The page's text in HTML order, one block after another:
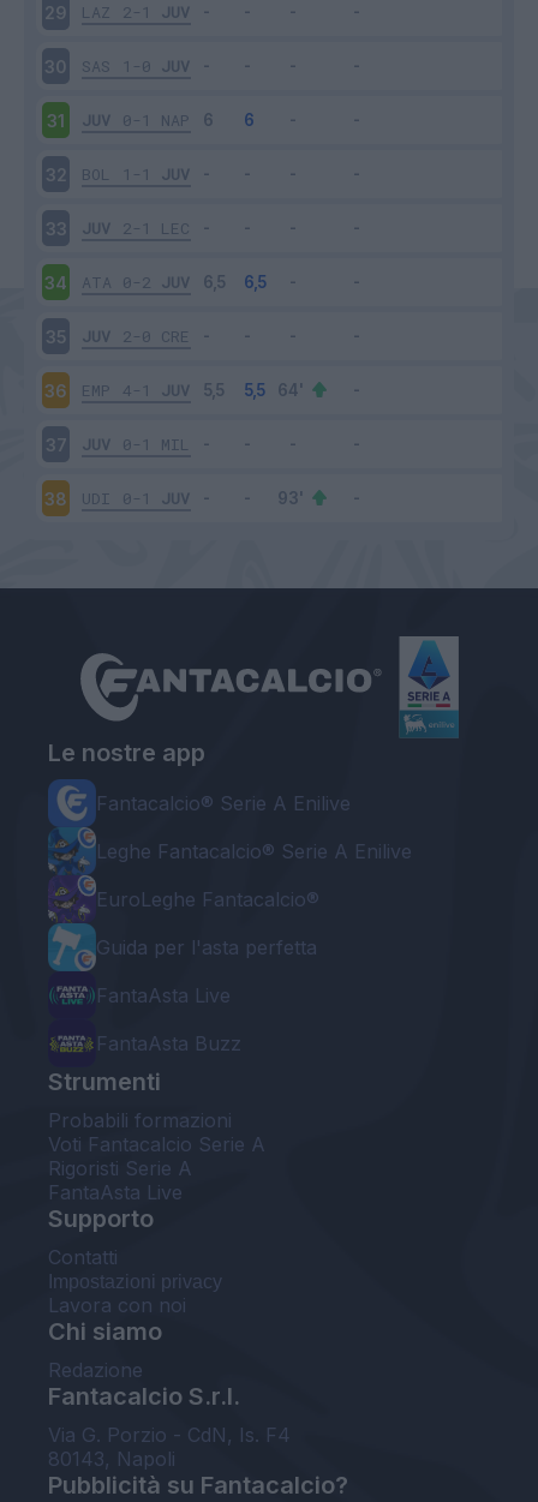
29 LAZ 2-1 JUV
30 SAS 1-0 JUV
31 JUV 0-1 NAP
32 BOL 1-1 JUV
33 JUV 2-1 LEC
34 ATA 0-2 JUV
35 JUV 2-0 CRE
36 EMP 4-1 JUV
37 JUV 0-1 MIL
38 UDI 0-1 JUV
Le nostre app
Fantacalcio® Serie A Enilive
Leghe Fantacalcio® Serie A Enilive
EuroLeghe Fantacalcio®
Guida per l'asta perfetta
FantaAsta Live
FantaAsta Buzz
Strumenti
Probabili formazioni
Voti Fantacalcio Serie A
Rigoristi Serie A
FantaAsta Live
Supporto
Contatti
Impostazioni privacy
Lavora con noi
Chi siamo
Redazione
Fantacalcio S.r.l.
Via G. Porzio - CdN, Is. F4
80143, Napoli
Pubblicità su Fantacalcio?